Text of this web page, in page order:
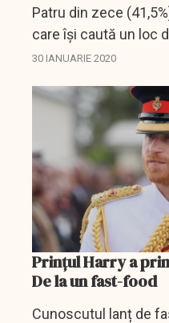
Patru din zece
care îşi caută un loc
Bucureşti, iar peste o
studiu...
30 IANUARIE 2020
Prințul Harry a
De la un fast-food
Cunoscutul lanț de